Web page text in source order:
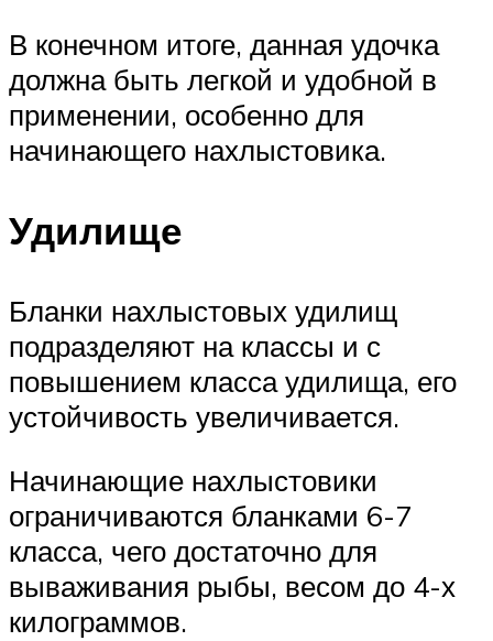
В конечном итоге, данная удочка
должна быть легкой и удобной в
применении, особенно для
начинающего нахлыстовика.
Удилище
Бланки нахлыстовых удилищ
подразделяют на классы и с
повышением класса удилища, его
устойчивость увеличивается.
Начинающие нахлыстовики
ограничиваются бланками 6-7
класса, чего достаточно для
вываживания рыбы, весом до 4-х
килограммов.